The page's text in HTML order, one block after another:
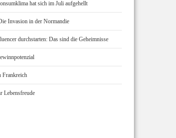
hat sich im Juli aufgehellt
Invasion in der Normandie
durchstarten: Das sind die Geheimnisse
Frankreich
Lebensfreude